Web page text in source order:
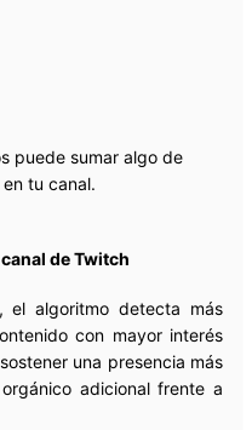
puede sumar algo de
tu canal.
de Twitch
el algoritmo detecta más
con mayor interés
una presencia más
adicional frente a